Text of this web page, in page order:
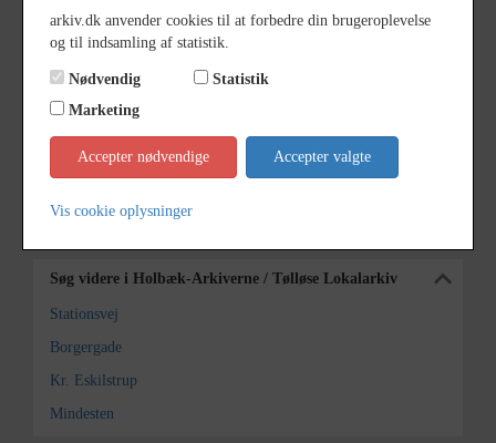
Periode 1945 - 1950
Fotograf
Arkiv
Holbæk-Arkiverne / Tølløse
Lokalarkiv
Kontakt arkivet
Søg videre i Holbæk-Arkiverne / Tølløse Lokalarkiv
Stationsvej
Borgergade
Kr. Eskilstrup
Mindesten
arkiv.dk anvender cookies til at forbedre din brugeroplevelse
og til indsamling af statistik.
Nødvendig
Statistik
Marketing
Accepter nødvendige Accepter valgte
Vis cookie oplysninger